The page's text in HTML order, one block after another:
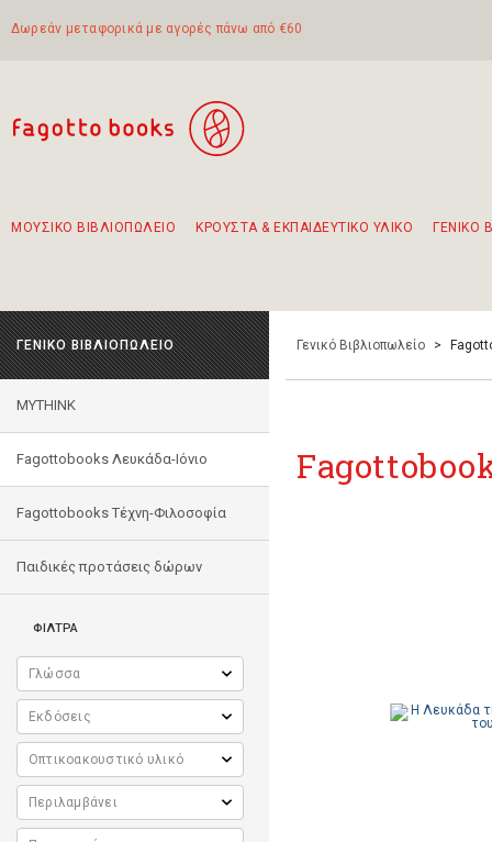
Δωρεάν μεταφορικά με αγορές πάνω από €60
ΜΟΥΣΙΚΟ ΒΙΒΛΙΟΠΩΛΕΙΟ ΚΡΟΥΣΤΑ & ΕΚΠΑΙΔΕΥΤΙΚΟ ΥΛΙΚΟ ΓΕΝΙΚΟ
ΓΕΝΙΚΟ ΒΙΒΛΙΟΠΩΛΕΙΟ
MYTHINK
Fagottobooks Λευκάδα-Ιόνιο
Fagottobooks Τέχνη-Φιλοσοφία
Παιδικές προτάσεις δώρων
ΦΙΛΤΡΑ
Γενικό Βιβλιοπωλείο >